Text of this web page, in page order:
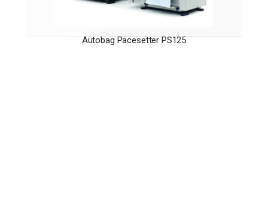
Autobag Pacesetter PS125